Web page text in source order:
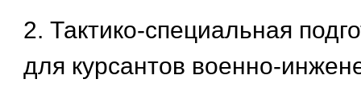
2. Тактико-специальная
для курсантов военно-